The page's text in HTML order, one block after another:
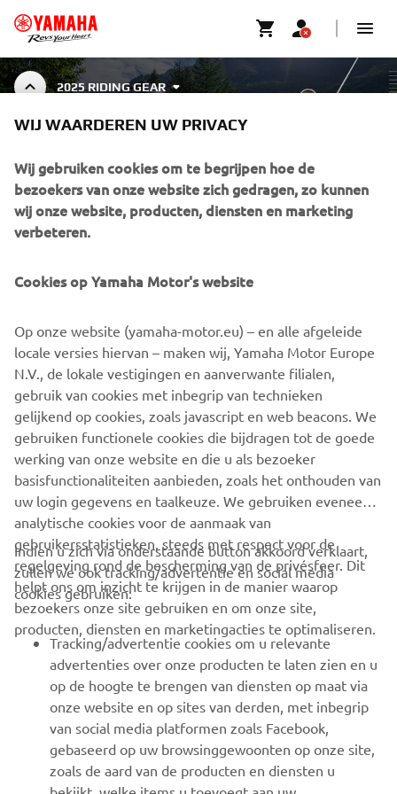
2025 RIDING GEAR
RIDING GEAR
MEER YAMAHA
SUPPORT
NIEUWSBRIEF
Wees de eerste die meer te weten komt over de nieuwste deals,
speciale evenementen, nieuwe producten en nog veel meer
ABONNEREN
Lees ons privacybeleid om te leren hoe we uw persoonlijke
gegevens verwerken: Privacyverklaring
Belgium (Dutch)
WIJ WAARDEREN UW PRIVACY
Wij gebruiken cookies om te begrijpen hoe de
bezoekers van onze website zich gedragen, zo kunnen
wij onze website, producten, diensten en marketing
verbeteren.
Cookies op Yamaha Motor's website
Op onze website (yamaha-motor.eu) – en alle afgeleide
locale versies hiervan – maken wij, Yamaha Motor Europe
N.V., de lokale vestigingen en aanverwante filialen,
gebruik van cookies met inbegrip van technieken
gelijkend op cookies, zoals javascript en web beacons. We
gebruiken functionele cookies die bijdragen tot de goede
werking van onze website en die u als bezoeker
basisfunctionaliteiten aanbieden, zoals het onthouden van
uw login gegevens en taalkeuze. We gebruiken eveneens
analytische cookies voor de aanmaak van
gebruikersstatistieken, steeds met respect voor de
regelgeving rond de bescherming van de privésfeer. Dit
helpt ons om inzicht te krijgen in de manier waarop
bezoekers onze site gebruiken en om onze site,
producten, diensten en marketingacties te optimaliseren.
Indien u zich via onderstaande button akkoord verklaart,
zullen we ook tracking/advertentie en social media
cookies gebruiken:
Tracking/advertentie cookies om u relevante
advertenties over onze producten te laten zien en u
op de hoogte te brengen van diensten op maat via
onze website en op sites van derden, met inbegrip
van social media platformen zoals Facebook,
gebaseerd op uw browsinggewoonten op onze site,
zoals de aard van de producten en diensten u